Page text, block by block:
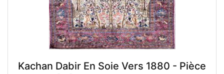
Kachan Dabir En Soie Vers 1880 - Pièce